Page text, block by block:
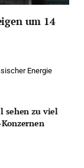
um 14
Energie
sehen zu viel